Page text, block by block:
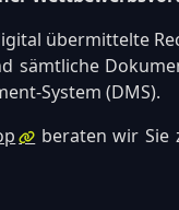
übermittelte
sämtliche
System (DMS).
beraten wir Sie